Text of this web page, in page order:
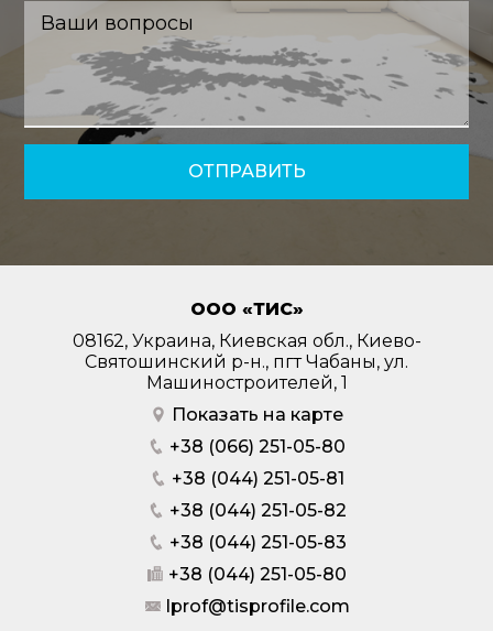
ОТПРАВИТЬ
ООО «ТИС»
08162, Украина, Киевская обл., Киево-
Святошинский р-н., пгт Чабаны, ул.
Машиностроителей, 1
Показать на карте
+38 (066) 251-05-80
+38 (044) 251-05-81
+38 (044) 251-05-82
+38 (044) 251-05-83
+38 (044) 251-05-80
lprof@tisprofile.com